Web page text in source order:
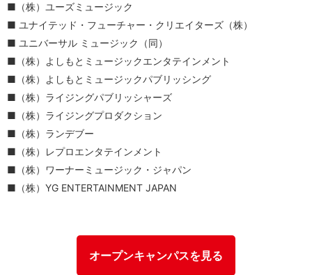
（株）ユーズミュージック
ユナイテッド・フューチャー・クリエイターズ（株）
ユニバーサル ミュージック（同）
（株）よしもとミュージックエンタテインメント
（株）よしもとミュージックパブリッシング
（株）ライジングパブリッシャーズ
（株）ライジングプロダクション
（株）ランデブー
（株）レプロエンタテインメント
（株）ワーナーミュージック・ジャパン
（株）YG ENTERTAINMENT JAPAN
オープンキャンパスを見る